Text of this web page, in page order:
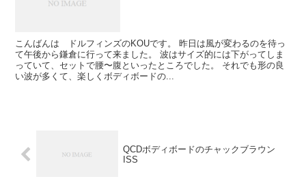
こんばんは ドルフィンズのKOUです。 昨日は風が変わるのを待っ
て午後から鎌倉に行って来ました。 波はサイズ的には下がってしま
っていて、セットで腰〜腹といったところでした。 それでも形の良
い波が多くて、楽しくボディボードの...
QCDボディボードのチャックブラウン
ISS